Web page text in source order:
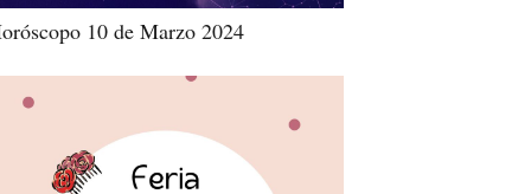
10 de Marzo 2024